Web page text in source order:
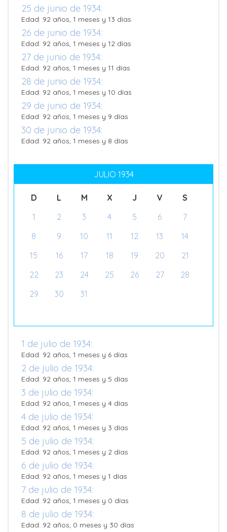
25 de junio de 1934:
Edad: 92 años, 1 meses y 13 días
26 de junio de 1934:
Edad: 92 años, 1 meses y 12 días
27 de junio de 1934:
Edad: 92 años, 1 meses y 11 días
28 de junio de 1934:
Edad: 92 años, 1 meses y 10 días
29 de junio de 1934:
Edad: 92 años, 1 meses y 9 días
30 de junio de 1934:
Edad: 92 años, 1 meses y 8 días
JULIO 1934
D L M X J V
S
1
2 3 4 5 6
7
8
9 10 11 12 13
14
15
16 17 18 19 20
21
22
23 24 25 26 27
28
29
30 31
1 de julio de 1934:
Edad: 92 años, 1 meses y 6 días
2 de julio de 1934:
Edad: 92 años, 1 meses y 5 días
3 de julio de 1934:
Edad: 92 años, 1 meses y 4 días
4 de julio de 1934:
Edad: 92 años, 1 meses y 3 días
5 de julio de 1934:
Edad: 92 años, 1 meses y 2 días
6 de julio de 1934:
Edad: 92 años, 1 meses y 1 días
7 de julio de 1934:
Edad: 92 años, 1 meses y 0 días
8 de julio de 1934:
Edad: 92 años, 0 meses y 30 días